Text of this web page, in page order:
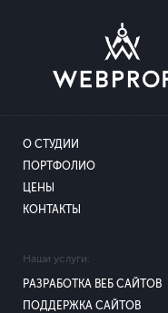
О СТУДИИ
ПОРТФОЛИО
ЦЕНЫ
КОНТАКТЫ
Наши услуги:
РАЗРАБОТКА ВЕБ САЙТОВ
ПОДДЕРЖКА САЙТОВ